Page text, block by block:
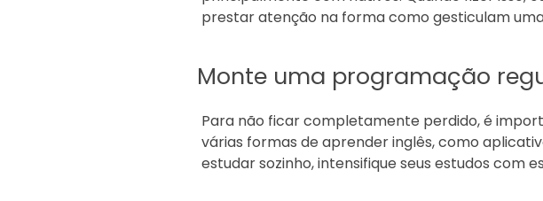
prestar atenção na forma como gesticulam
Monte uma programação
Para não ficar completamente perdido, é
várias formas de aprender inglês, como
estudar sozinho, intensifique seus estudos com